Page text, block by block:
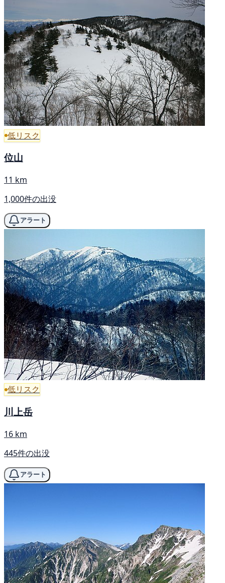
低リスク
位山
11 km
1,000件の出没
アラート
低リスク
川上岳
16 km
445件の出没
アラート